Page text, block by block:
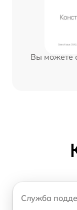
Вы можете
Служба